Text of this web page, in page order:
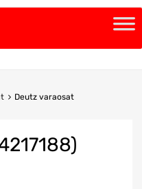
Deutz varaosat